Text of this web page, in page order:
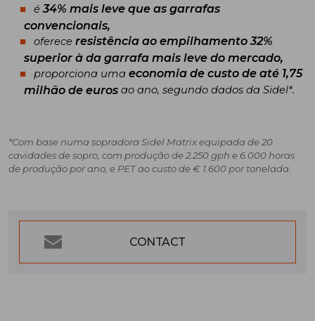
é34% mais leve que as garrafas
convencionais,
ofereceresistência ao empilhamento 32%
superior à da garrafa mais leve do mercado,
proporciona umaeconomia de custo de até 1,75
milhão de euros ao ano, segundo dados da Sidel*.
*Com base numa sopradora Sidel Matrix equipada de 20
cavidades de sopro, com produção de 2.250 gph e 6.000 horas
de produção por ano, e PET ao custo de € 1.600 por tonelada.
CONTACT